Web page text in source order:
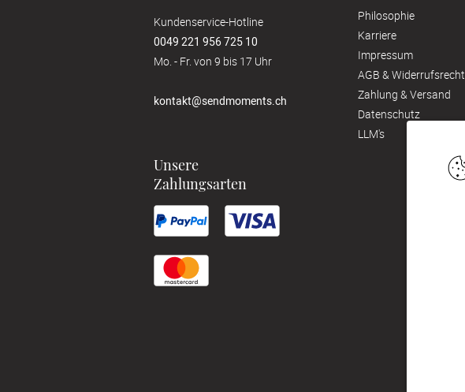
Kundenservice-Hotline
0049 221 956 725 10
Mo. - Fr. von 9 bis 17 Uhr
kontakt@sendmoments.ch
Philosophie
Karriere
Impressum
AGB & Widerrufsrecht
Zahlung & Versand
Datenschutz
LLM's
Unsere
Zahlungsarten